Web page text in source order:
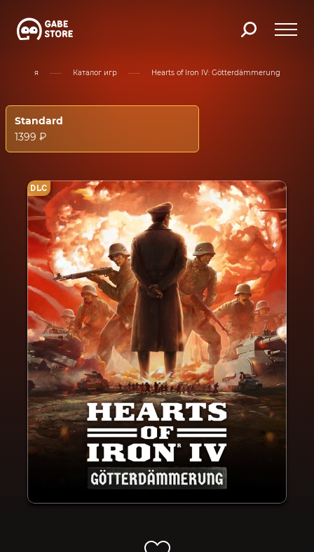
Главная Каталог игр Hearts of Iron IV: Götterdämmerung
Standard
1399 ₽
DLC